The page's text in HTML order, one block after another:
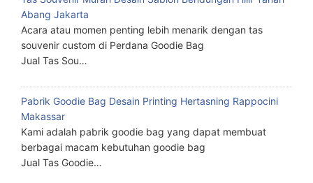
Abang Jakarta
Acara atau momen penting lebih menarik dengan tas
souvenir custom di Perdana Goodie Bag
Jual Tas Sou…
Pabrik Goodie Bag Desain Printing Hertasning Rappocini
Makassar
Kami adalah pabrik goodie bag yang dapat membuat
berbagai macam kebutuhan goodie bag
Jual Tas Goodie…